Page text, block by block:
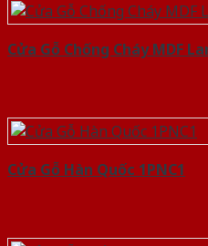
Cửa Gỗ Chống Cháy MDF
Cửa Gỗ Hàn Quốc 1PNC1